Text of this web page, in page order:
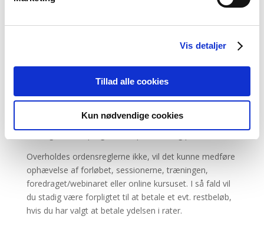
Vis detaljer
Tillad alle cookies
Kun nødvendige cookies
denne hjælp uden for Heidi Aagaard – Bevægelse i
krop og sind.
ORDENSREGLER OG
Når du deltager i forløb, 1:1 sessioner, træninger,
foredrag/webinarer eller online kurser hos Heidi
at omgås medarbejdere hos Heidi Aagaard –
Overholdes ordensreglerne ikke, vil det kunne medføre
ophævelse af forløbet, sessionerne, træningen,
foredraget/webinaret eller online kursuset. I så fald vil
du stadig være forpligtet til at betale et evt. restbeløb,
hvis du har valgt at betale ydelsen i rater.